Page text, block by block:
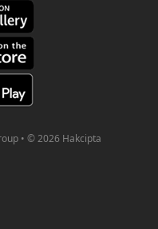
• © 2026 Hakcipta